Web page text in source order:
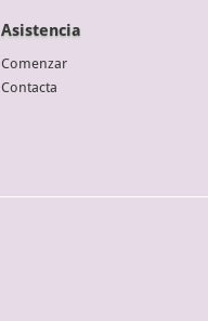
Asistencia
Comenzar
Contacta